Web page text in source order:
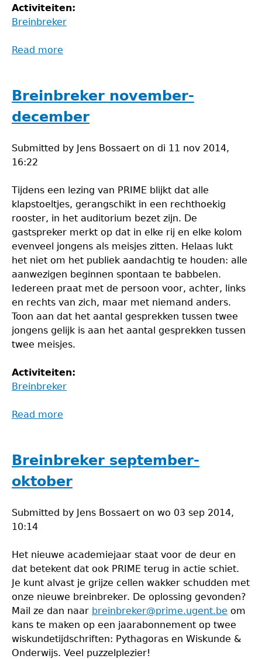
Activiteiten:
Breinbreker
Read more
september-
oktober
Breinbreker november-
december
Submitted by Jens Bossaert on di 11 nov 2014,
16:22
Tijdens een lezing van PRIME blijkt dat alle
klapstoeltjes, gerangschikt in een rechthoekig
rooster, in het auditorium bezet zijn. De
gastspreker merkt op dat in elke rij en elke kolom
evenveel jongens als meisjes zitten. Helaas lukt
het niet om het publiek aandachtig te houden: alle
aanwezigen beginnen spontaan te babbelen.
Iedereen praat met de persoon voor, achter, links
en rechts van zich, maar met niemand anders.
Toon aan dat het aantal gesprekken tussen twee
jongens gelijk is aan het aantal gesprekken tussen
twee meisjes.
Activiteiten:
Breinbreker
Read more
december
Breinbreker september-
oktober
Submitted by Jens Bossaert on wo 03 sep 2014,
10:14
Het nieuwe academiejaar staat voor de deur en
dat betekent dat ook PRIME terug in actie schiet.
Je kunt alvast je grijze cellen wakker schudden met
onze nieuwe breinbreker. De oplossing gevonden?
Mail ze dan naar breinbreker@prime.ugent.be om
kans te maken op een jaarabonnement op twee
wiskundetijdschriften: Pythagoras en Wiskunde &
Onderwijs. Veel puzzelplezier!